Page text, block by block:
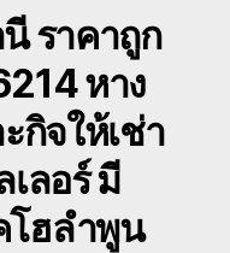
ราคาถูก
หาง
กิจให้เช่า
ลอร์ มี
โฮลำพูน